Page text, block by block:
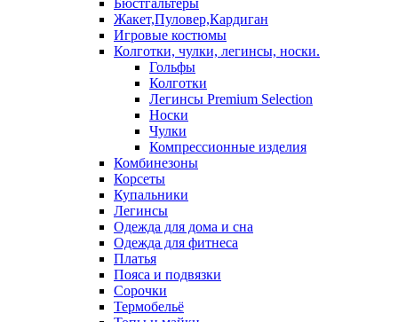
Бюстгальтеры
Жакет,Пуловер,Кардиган
Игровые костюмы
Колготки, чулки, легинсы, носки.
Гольфы
Колготки
Легинсы Premium Selection
Носки
Чулки
Компрессионные изделия
Комбинезоны
Корсеты
Купальники
Легинсы
Одежда для дома и сна
Одежда для фитнеса
Платья
Пояса и подвязки
Сорочки
Термобельё